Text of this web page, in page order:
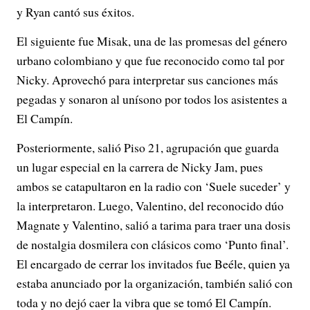
y Ryan cantó sus éxitos.
El siguiente fue Misak, una de las promesas del género
urbano colombiano y que fue reconocido como tal por
Nicky. Aprovechó para interpretar sus canciones más
pegadas y sonaron al unísono por todos los asistentes a
El Campín.
Posteriormente, salió Piso 21, agrupación que guarda
un lugar especial en la carrera de Nicky Jam, pues
ambos se catapultaron en la radio con ‘Suele suceder’ y
la interpretaron. Luego, Valentino, del reconocido dúo
Magnate y Valentino, salió a tarima para traer una dosis
de nostalgia dosmilera con clásicos como ‘Punto final’.
El encargado de cerrar los invitados fue Beéle, quien ya
estaba anunciado por la organización, también salió con
toda y no dejó caer la vibra que se tomó El Campín.